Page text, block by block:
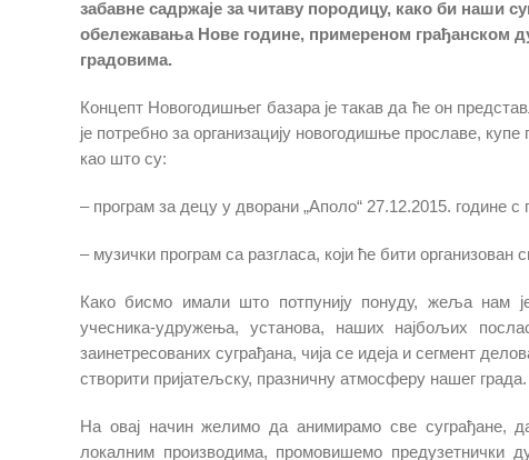
забавне садржаје за читаву породицу, како би наши
обележавања Нове године, примереном грађанском
градовима.
Концепт Новогодишњег базара је такав да ће он
је потребно за организацију новогодишње прославе,
као што су:
– програм за децу у дворани „Аполо“ 27.12.2015. године с
– музички програм са разгласа, који ће бити
Како бисмо имали што потпунију понуду, жеља нам
учесника-удружења, установа, наших најбољих
заинетресованих суграђана, чија се идеја и сегмент
створити пријатељску, празничну атмосферу нашег града.
На овај начин желимо да анимирамо све суграђане,
локалним производима, промовишемо предузетнички